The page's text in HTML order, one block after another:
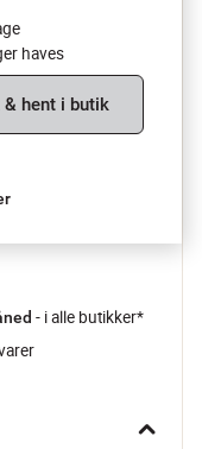
haves
& hent i butik
- i alle butikker*